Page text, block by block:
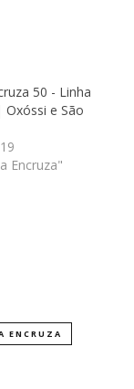
50 - Linha
e São
Encruza"
ENCRUZA